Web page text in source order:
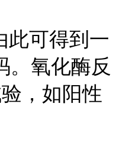
此可得到一
。氧化酶反
，如阳性